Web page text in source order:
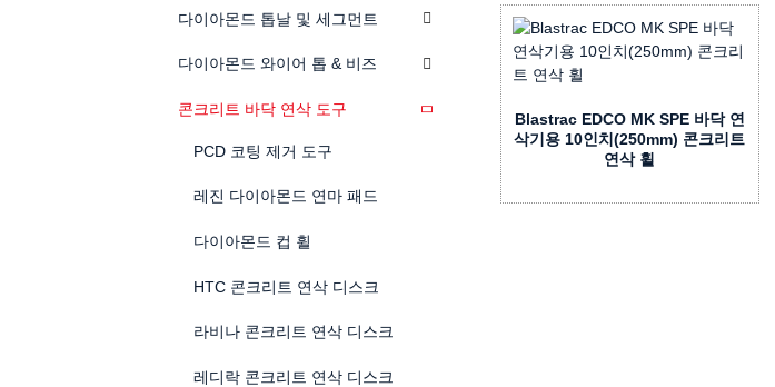
다이아몬드 톱날 및 세그먼트
다이아몬드 와이어 톱 & 비즈
콘크리트 바닥 연삭 도구
PCD 코팅 제거 도구
레진 다이아몬드 연마 패드
다이아몬드 컵 휠
HTC 콘크리트 연삭 디스크
라비나 콘크리트 연삭 디스크
레디락 콘크리트 연삭 디스크
Blastrac EDCO MK SPE 바닥 연
삭기용 10인치(250mm) 콘크리트
연삭 휠